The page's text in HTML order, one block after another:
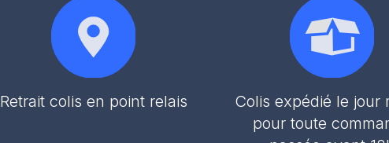
Retrait colis en point relais
Colis expédié le jour
pour toute